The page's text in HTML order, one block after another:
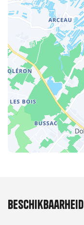
Beschikbaarheid